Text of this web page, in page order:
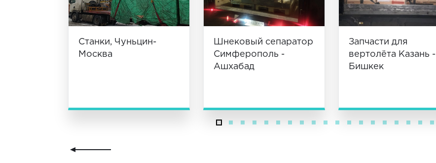
Станки, Чуньцин-
Москва
Шнековый сепаратор
Симферополь -
Ашхабад
Запчасти для
вертолёта Казань -
Бишкек